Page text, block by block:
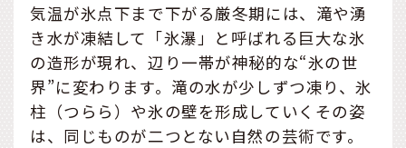
気温が氷点下まで下がる厳冬期には、滝や湧
き水が凍結して「氷瀑」と呼ばれる巨大な氷
の造形が現れ、辺り一帯が神秘的な“氷の世
界”に変わります。滝の水が少しずつ凍り、氷
柱（つらら）や氷の壁を形成していくその姿
は、同じものが二つとない自然の芸術です。